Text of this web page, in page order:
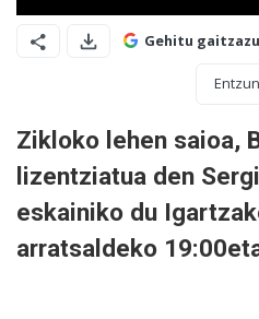
Gehitu
Entzun
Zikloko lehen saioa,
lizentziatua den
eskainiko du
arratsaldeko